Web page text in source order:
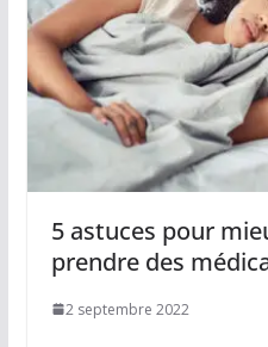
5 astuces pour
prendre des
2 septembre 2022